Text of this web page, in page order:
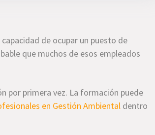
de ocupar un puesto de
que muchos de esos empleados
por primera vez. La formación puede
en Gestión Ambiental dentro